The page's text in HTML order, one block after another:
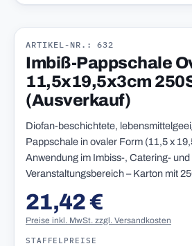
ARTIKEL-NR.: 632
Imbiß-Pappschale
11,5x19,5x3cm
(Ausverkauf)
Diofan-beschichtete,
Pappschale in ovaler Form (11,5 x
Anwendung im Imbiss-, Catering- und
Veranstaltungsbereich – Karton mit
21,42 €
Preise inkl. MwSt. zzgl. Versandkosten
STAFFELPREISE